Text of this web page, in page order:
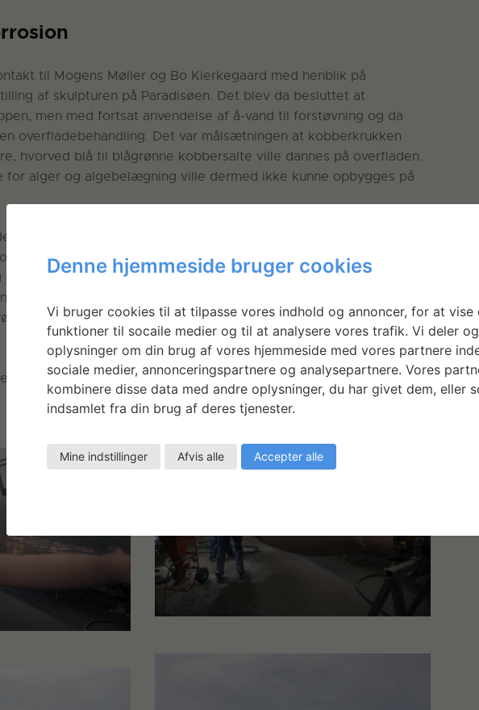
til Mogens Møller og Bo Kierkegaard med henblik på
af skulpturen på Paradisøen. Det blev da besluttet at
men med fortsat anvendelse af å-vand til forstøvning og da
overfladebehandling. Det var målsætningen at kobberkrukken
hvorved blå til blågrønne kobbersalte ville dannes på overfladen.
for alger og algebelægning ville dermed ikke kunne opbygges på
værkstedplads på Statens Værksteder og der blev her
med bortrensning af korrosionsbeskyttelsen og forgyldningen
med accelereret patinering. På grundlag af forsøgene blev
med findelt knust lavasten og efterfølgende kunstigt
hvilket er en blanding af henholdsvis zink- og kobbermættet
i juni 2017 på sin oprindelige placering i Gudenåen ved
Denne hjemmeside bruger cookies
Vi bruger cookies til at tilpasse vores indhold og annoncer, for at vise
funktioner til socaile medier og til at analysere vores trafik. Vi deler
oplysninger om din brug af vores hjemmeside med vores partnere
sociale medier, annonceringspartnere og analysepartnere. Vores
kombinere disse data med andre oplysninger, du har givet dem, eller
indsamlet fra din brug af deres tjenester.
Mine indstillinger Afvis alle Accepter alle